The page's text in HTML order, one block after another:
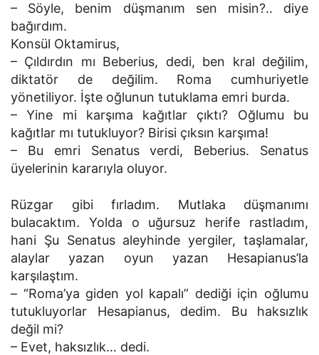
– Söyle, benim düşmanım sen misin?.. diye
bağırdım.
Konsül Oktamirus,
– Çıldırdın mı Beberius, dedi, ben kral değilim,
diktatör de değilim. Roma cumhuriyetle
yönetiliyor. İşte oğlunun tutuklama emri burda.
– Yine mi karşıma kağıtlar çıktı? Oğlumu bu
kağıtlar mı tutukluyor? Birisi çıksın karşıma!
– Bu emri Senatus verdi, Beberius. Senatus
üyelerinin kararıyla oluyor.
Rüzgar gibi fırladım. Mutlaka düşmanımı
bulacaktım. Yolda o uğursuz herife rastladım,
hani Şu Senatus aleyhinde yergiler, taşlamalar,
alaylar yazan oyun yazan Hesapianus’la
karşılaştım.
– “Roma’ya giden yol kapalı” dediği için oğlumu
tutukluyorlar Hesapianus, dedim. Bu haksızlık
değil mi?
– Evet, haksızlık… dedi.